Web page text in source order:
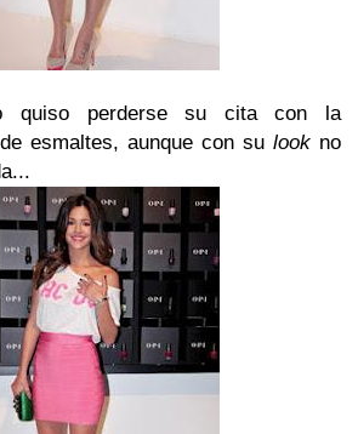
perderse su cita con la
esmaltes, aunque con su look no